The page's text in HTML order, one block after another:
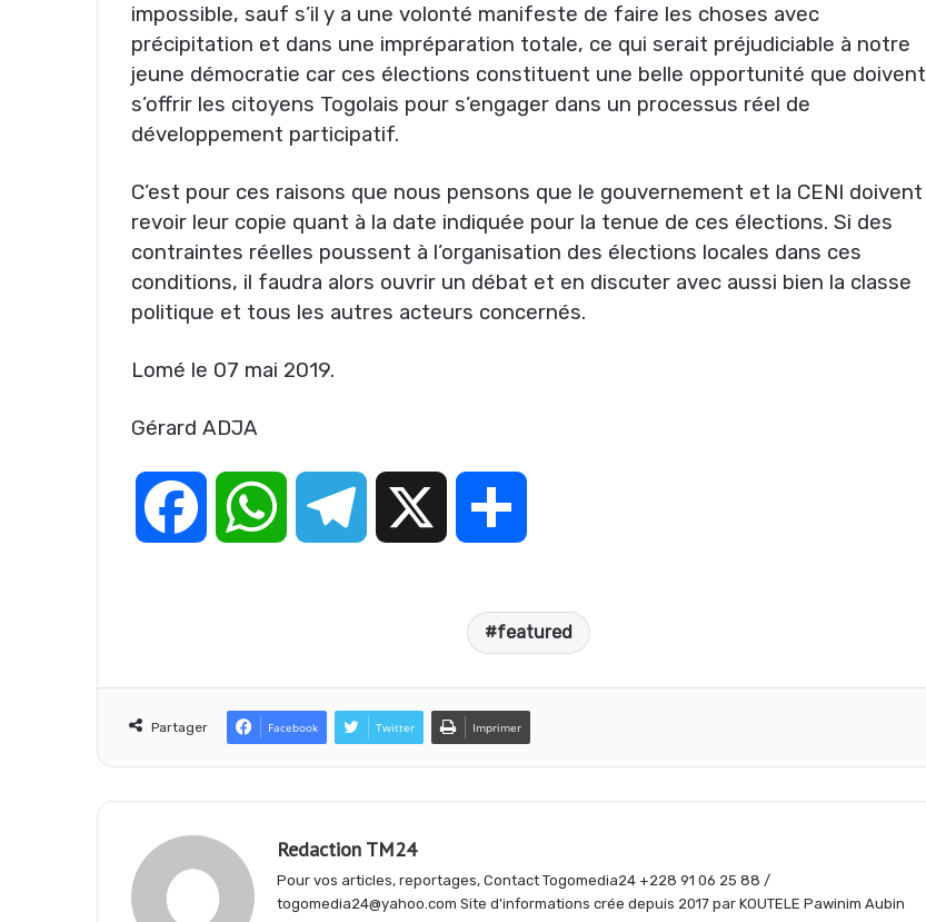
impossible, sauf s’il y a une volonté manifeste de faire les choses avec
précipitation et dans une impréparation totale, ce qui serait préjudiciable à notre
jeune démocratie car ces élections constituent une belle opportunité que doivent
s’offrir les citoyens Togolais pour s’engager dans un processus réel de
développement participatif.
C’est pour ces raisons que nous pensons que le gouvernement et la CENI doivent
revoir leur copie quant à la date indiquée pour la tenue de ces élections. Si des
contraintes réelles poussent à l’organisation des élections locales dans ces
conditions, il faudra alors ouvrir un débat et en discuter avec aussi bien la classe
politique et tous les autres acteurs concernés.
Lomé le 07 mai 2019.
Gérard ADJA
t
A
e
r
r
t
featured
Partager Facebook Twitter Imprimer
Redaction TM24
Pour vos articles, reportages, Contact Togomedia24 +228 91 06 25 88 /
togomedia24@yahoo.com Site d'informations crée depuis 2017 par KOUTELE Pawinim Aubin